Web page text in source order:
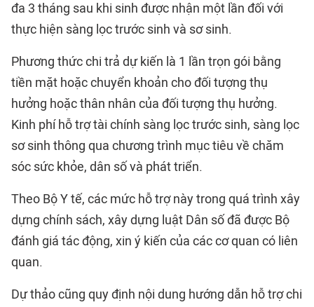
đa 3 tháng sau khi sinh được nhận một lần đối với
thực hiện sàng lọc trước sinh và sơ sinh.
Phương thức chi trả dự kiến là 1 lần trọn gói bằng
tiền mặt hoặc chuyển khoản cho đối tượng thụ
hưởng hoặc thân nhân của đối tượng thụ hưởng.
Kinh phí hỗ trợ tài chính sàng lọc trước sinh, sàng lọc
sơ sinh thông qua chương trình mục tiêu về chăm
sóc sức khỏe, dân số và phát triển.
Theo Bộ Y tế, các mức hỗ trợ này trong quá trình xây
dựng chính sách, xây dựng luật Dân số đã được Bộ
đánh giá tác động, xin ý kiến của các cơ quan có liên
quan.
Dự thảo cũng quy định nội dung hướng dẫn hỗ trợ chi